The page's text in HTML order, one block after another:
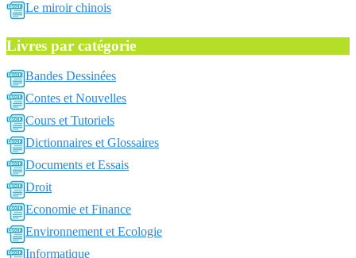
Le miroir chinois
Livres par catégorie
Bandes Dessinées
Contes et Nouvelles
Cours et Tutoriels
Dictionnaires et Glossaires
Documents et Essais
Droit
Economie et Finance
Environnement et Ecologie
Informatique